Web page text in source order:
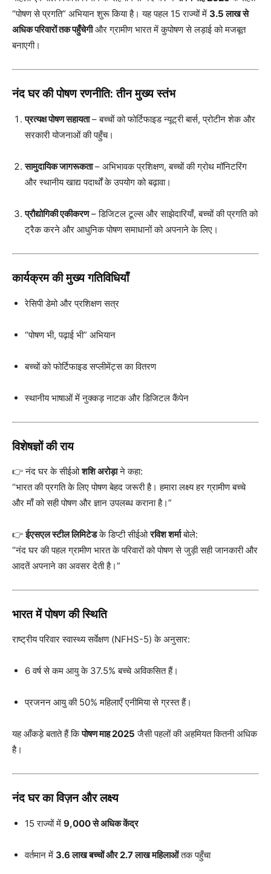
“पोषण से प्रगति” अभियान शुरू किया है। यह पहल 15 राज्यों में 3.5 लाख से
अधिक परिवारों तक पहुँचेगीऔर ग्रामीण भारत में कुपोषण से लड़ाई को मजबूत
बनाएगी।
नंद घर की पोषण रणनीति: तीन मुख्य स्तंभ
प्रत्यक्ष पोषण सहायता– बच्चों को फोर्टिफाइड न्यूट्री बार्स, प्रोटीन शेक और
सरकारी योजनाओं की पहुँच।
सामुदायिक जागरूकता– अभिभावक प्रशिक्षण, बच्चों की ग्रोथ मॉनिटरिंग
और स्थानीय खाद्य पदार्थों के उपयोग को बढ़ावा।
प्रौद्योगिकी एकीकरण– डिजिटल टूल्स और साझेदारियाँ, बच्चों की प्रगति को
ट्रैक करने और आधुनिक पोषण समाधानों को अपनाने के लिए।
कार्यक्रम की मुख्य गतिविधियाँ
रेसिपी डेमो और प्रशिक्षण सत्र
“पोषण भी, पढ़ाई भी” अभियान
बच्चों को फोर्टिफाइड सप्लीमेंट्स का वितरण
स्थानीय भाषाओं में नुक्कड़ नाटक और डिजिटल कैंपेन
विशेषज्ञों की राय
👉 नंद घर के सीईओशशि अरोड़ाने कहा:
“भारत की प्रगति के लिए पोषण बेहद जरूरी है। हमारा लक्ष्य हर ग्रामीण बच्चे
और माँ को सही पोषण और ज्ञान उपलब्ध कराना है।”
👉ईएसएल स्टील लिमिटेडके डिप्टी सीईओरविश शर्माबोले:
“नंद घर की पहल ग्रामीण भारत के परिवारों को पोषण से जुड़ी सही जानकारी और
आदतें अपनाने का अवसर देती है।”
भारत में पोषण की स्थिति
राष्ट्रीय परिवार स्वास्थ्य सर्वेक्षण (NFHS-5) के अनुसार:
6 वर्ष से कम आयु के 37.5% बच्चे अविकसित हैं।
प्रजनन आयु की 50% महिलाएँ एनीमिया से ग्रस्त हैं।
यह आँकड़े बताते हैं किपोषण माह 2025 जैसी पहलों की अहमियत कितनी अधिक
है।
नंद घर का विज़न और लक्ष्य
15 राज्यों में 9,000 से अधिक केंद्र
वर्तमान में 3.6 लाख बच्चों और 2.7 लाख महिलाओंतक पहुँचा